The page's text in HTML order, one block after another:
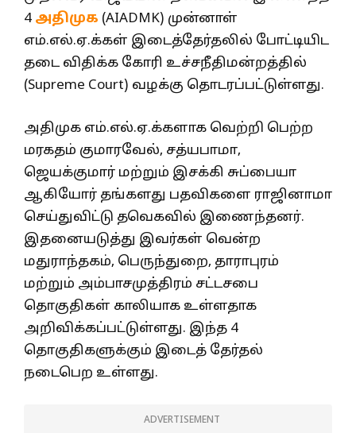
4 அதிமுக (AIADMK) முன்னாள்
எம்.எல்.ஏ.க்கள் இடைத்தேர்தலில் போட்டியிட
தடை விதிக்க கோரி உச்சநீதிமன்றத்தில்
(Supreme Court) வழக்கு தொடரப்பட்டுள்ளது.
அதிமுக எம்.எல்.ஏ.க்களாக வெற்றி பெற்ற
மரகதம் குமாரவேல், சத்யபாமா,
ஜெயக்குமார் மற்றும் இசக்கி சுப்பையா
ஆகியோர் தங்களது பதவிகளை ராஜினாமா
செய்துவிட்டு தவெகவில் இணைந்தனர்.
இதனையடுத்து இவர்கள் வென்ற
மதுராந்தகம், பெருந்துறை, தாராபுரம்
மற்றும் அம்பாசமுத்திரம் சட்டசபை
தொகுதிகள் காலியாக உள்ளதாக
அறிவிக்கப்பட்டுள்ளது. இந்த 4
தொகுதிகளுக்கும் இடைத் தேர்தல்
நடைபெற உள்ளது.
ADVERTISEMENT